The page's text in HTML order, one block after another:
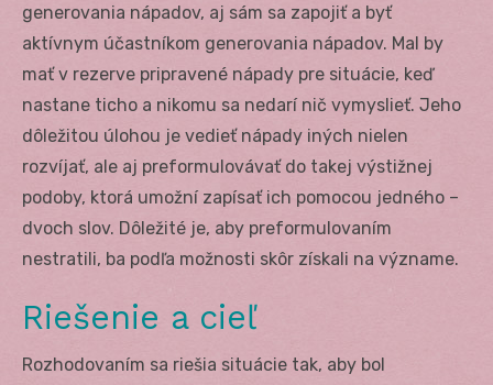
generovania nápadov, aj sám sa zapojiť a byť
aktívnym účastníkom generovania nápadov. Mal by
mať v rezerve pripravené nápady pre situácie, keď
nastane ticho a nikomu sa nedarí nič vymyslieť. Jeho
dôležitou úlohou je vedieť nápady iných nielen
rozvíjať, ale aj preformulovávať do takej výstižnej
podoby, ktorá umožní zapísať ich pomocou jedného –
dvoch slov. Dôležité je, aby preformulovaním
nestratili, ba podľa možnosti skôr získali na význame.
Riešenie a cieľ
Rozhodovaním sa riešia situácie tak, aby bol